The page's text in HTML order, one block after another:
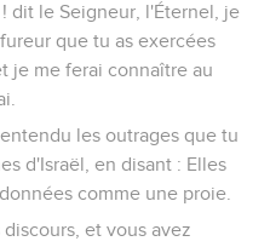
dit le Seigneur, l'Éternel, je
que tu as exercées
je me ferai connaître au
les outrages que tu
d'Israël, en disant : Elles
comme une proie.
et vous avez